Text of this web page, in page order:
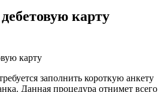
карту
заполнить короткую анкету
Данная процедура отнимет всего